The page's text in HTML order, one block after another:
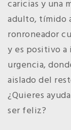
caricias y una
adulto, tímido
ronroneador
y es positivo a
urgencia,
aislado del
¿Quieres
ser feliz?